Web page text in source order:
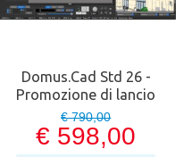
Domus.Cad Std 26 -
Promozione di lancio
€ 790,00
€ 598,00